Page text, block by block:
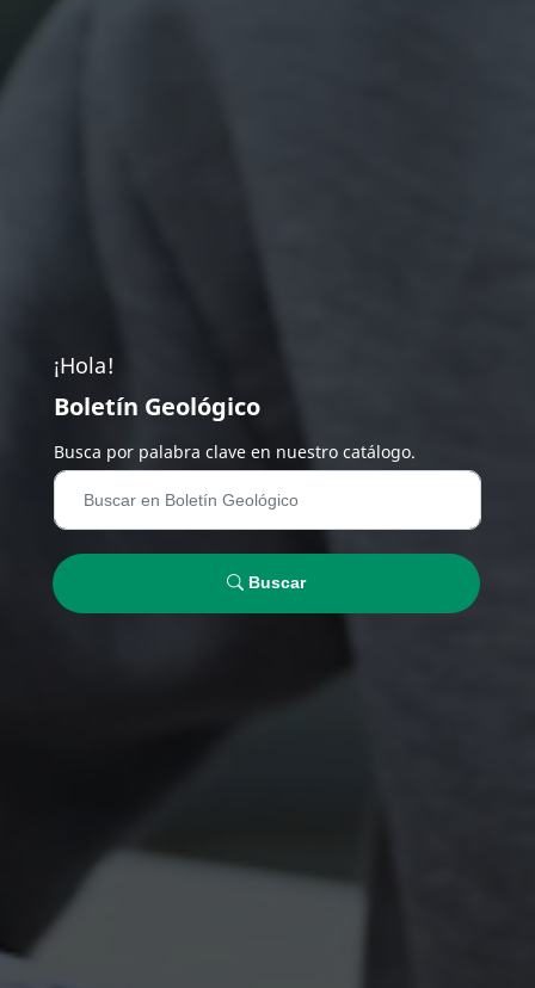
¡Hola!
Boletín Geológico
Busca por palabra clave en nuestro catálogo.
Buscar